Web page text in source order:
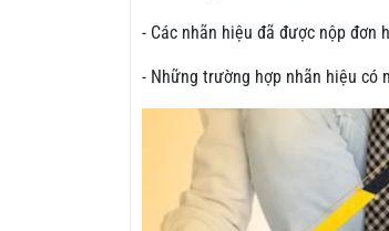
- Các nhãn hiệu đã được nộp đơn
- Những trường hợp nhãn hiệu có